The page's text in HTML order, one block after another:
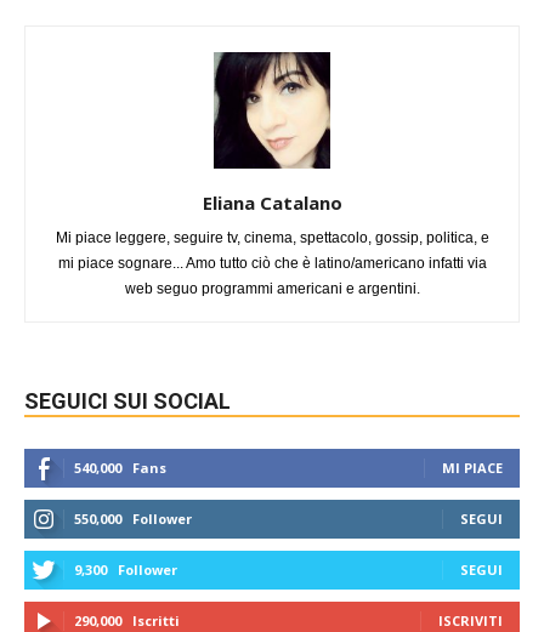
Eliana Catalano
Mi piace leggere, seguire tv, cinema, spettacolo, gossip, politica, e
mi piace sognare... Amo tutto ciò che è latino/americano infatti via
web seguo programmi americani e argentini.
SEGUICI SUI SOCIAL
540,000 Fans MI PIACE
550,000 Follower SEGUI
9,300 Follower SEGUI
290,000 Iscritti ISCRIVITI